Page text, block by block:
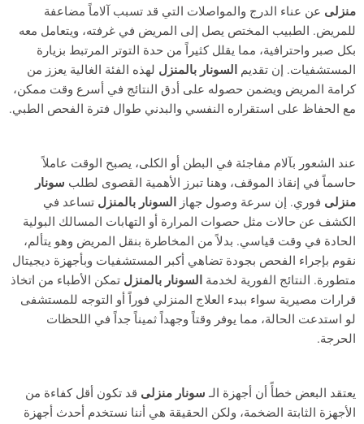
منزلى عن عناء الدرج والمواصلات التي قد تسبب آلاماً مضاعفة
للمريض. الطبيب المختص يصل إلى المريض في غرفته، ويتعامل معه
بكل صبر واحترافية، مما يقلل كثيراً من حدة التوتر المرتبط بزيارة
المستشفيات. إن تقديم السونار بالمنزل لهذه الفئة الغالية يعزز من
كرامة المريض ويضمن حصوله على أدق النتائج في أسرع وقت ممكن،
مع الحفاظ على استقراره النفسي والبدني طوال فترة الفحص الطبي.
عند الشعور بآلام مفاجئة في البطن أو الكلى، يصبح الوقت عاملاً
حاسماً في إنقاذ الموقف، وهنا تبرز الأهمية القصوى لطلب سونار
منزلى فوري. إن سرعة وصول جهاز السونار بالمنزل تساعد في
الكشف عن حالات مثل حصوات المرارة أو التهابات المسالك البولية
الحادة في وقت قياسي. بدلاً من المخاطرة بنقل المريض وهو يتألم،
نقوم بإجراء الفحص بجودة تضاهي أكبر المستشفيات وبأجهزة ديجيتال
متطورة. النتائج الفورية لخدمة السونار بالمنزل تمكن الأطباء من اتخاذ
قرارات مصيرية سواء ببدء العلاج المنزلي فوراً أو التوجه للمستشفى
لو استدعت الحالة، مما يوفر وقتاً وجهداً ثميناً جداً في اللحظات
الحرجة.
يعتقد البعض خطأً أن أجهزة الـ سونار منزلى قد تكون أقل كفاءة من
الأجهزة الثابتة الضخمة، ولكن الحقيقة هي أننا نستخدم أحدث أجهزة